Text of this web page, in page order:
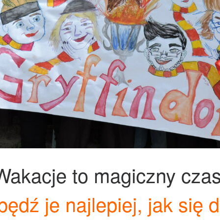
to magiczny
je najlepiej, jak się